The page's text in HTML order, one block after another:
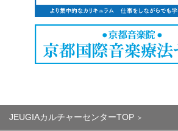
JEUGIAカルチャーセンターTOP